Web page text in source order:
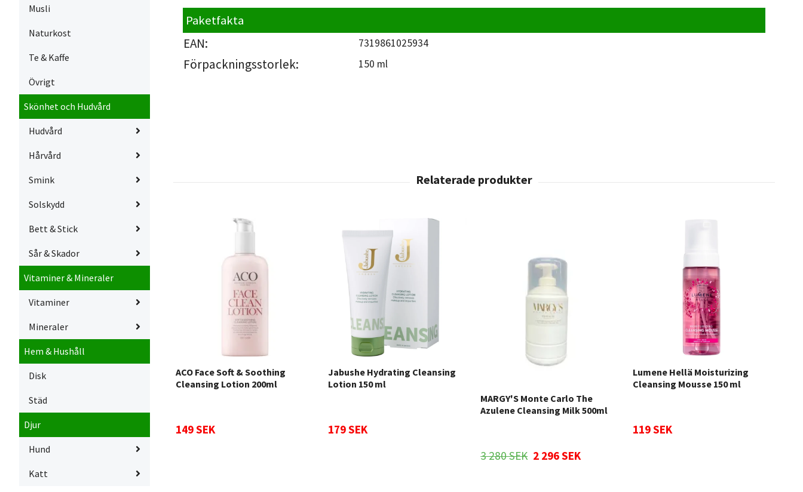
Musli
Naturkost
Te & Kaffe
Övrigt
Skönhet och Hudvård
Hudvård
Hårvård
Smink
Solskydd
Bett & Stick
Sår & Skador
Vitaminer & Mineraler
Vitaminer
Mineraler
Hem & Hushåll
Disk
Städ
Djur
Hund
Katt
Paketfakta
EAN: 7319861025934
Förpackningsstorlek: 150 ml
ACO Face Soft & Soothing
Cleansing Lotion 200ml
149 SEK
Jabushe Hydrating Cleansing
Lotion 150 ml
179 SEK
MARGY'S Monte Carlo The
Azulene Cleansing Milk 500ml
3 280 SEK 2 296 SEK
Lumene Hellä Moisturizing
Cleansing Mousse 150 ml
119 SEK